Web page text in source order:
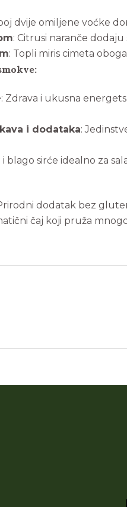
dvije omiljene voćke
: Citrusi naranče
: Topli miris cimeta
: Zdrava i ukusna
i dodataka:
blago sirće idealno za
dodatak bez
čaj koji pruža